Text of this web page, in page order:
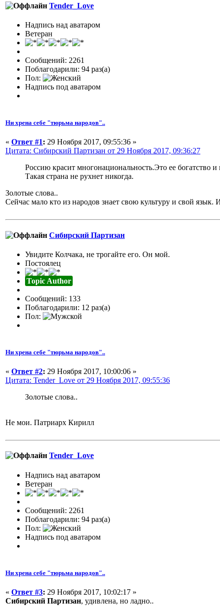
Tender_Love
Надпись над аватаром
Ветеран
Сообщений: 2261
Поблагодарили: 94 раз(а)
Пол:
Надпись под аватаром
Ни хрена себе "тюрьма народов"..
« Ответ #1: 29 Ноября 2017, 09:55:36 »
Цитата: Сибирский Партизан от 29 Ноября 2017, 09:36:27
Россию красит многонациональность.Это ее богатство
Такая страна не рухнет никогда.
Золотые слова..
Сейчас мало кто из народов знает свою культуру и свой
Сибирский Партизан
Увидите Колчака, не трогайте его. Он мой.
Постоялец
Topic Author
Сообщений: 133
Поблагодарили: 12 раз(а)
Пол:
Ни хрена себе "тюрьма народов"..
« Ответ #2: 29 Ноября 2017, 10:00:06 »
Цитата: Tender_Love от 29 Ноября 2017, 09:55:36
Золотые слова..
Не мои. Патриарх Кирилл
Tender_Love
Надпись над аватаром
Ветеран
Сообщений: 2261
Поблагодарили: 94 раз(а)
Пол:
Надпись под аватаром
Ни хрена себе "тюрьма народов"..
« Ответ #3: 29 Ноября 2017, 10:02:17 »
Сибирский Партизан, удивлена, но ладно..